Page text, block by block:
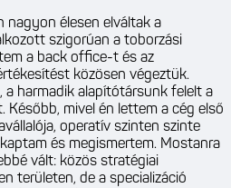
nagyon élesen elváltak a
szigorúan a toborzási
a back office-t és az
közösen végeztük.
a harmadik alapítótársunk felelt a
Később, mivel én lettem a cég első
operatív szinten szinte
és megismertem. Mostanra
vált: közös stratégiai
területen, de a specializáció